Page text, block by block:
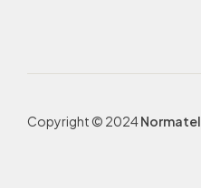
Copyright © 2024Normatel